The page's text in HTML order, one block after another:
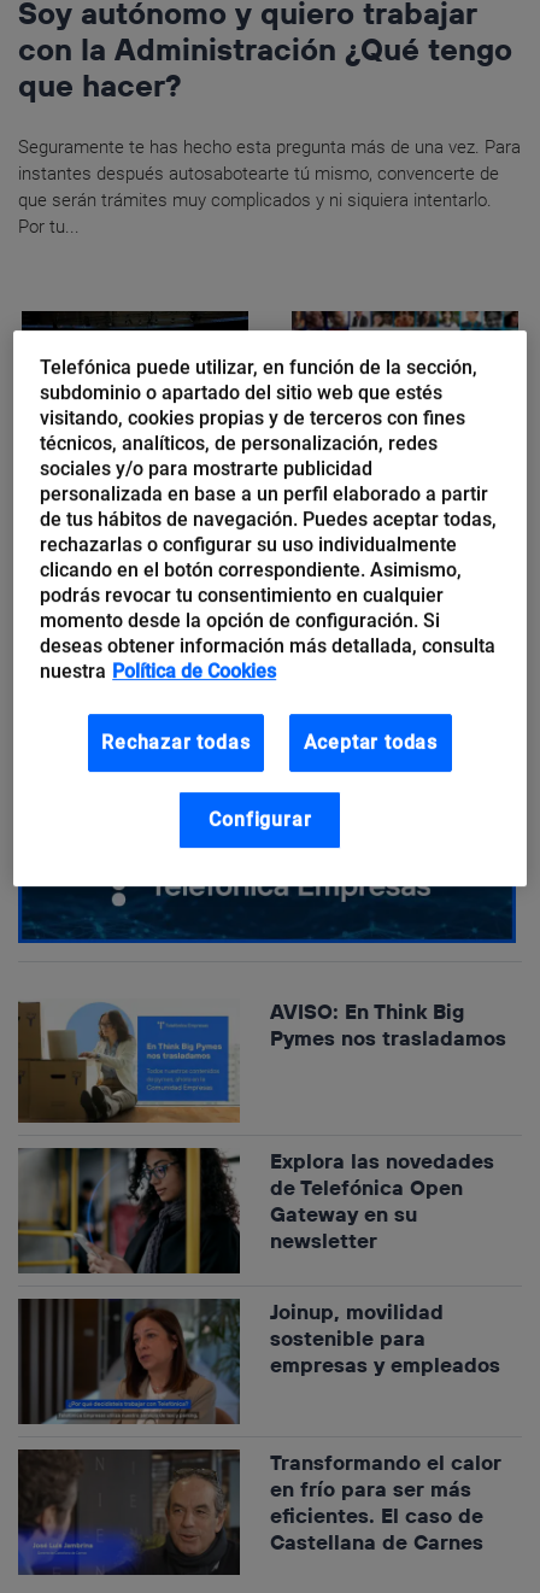
Soy autónomo y quiero trabajar
con la Administración ¿Qué tengo
que hacer?
Seguramente te has hecho esta pregunta más de una vez. Para
instantes después autosabotearte tú mismo, convencerte de
que serán trámites muy complicados y ni siquiera intentarlo.
Por tu...
Mercedes Oriol Vico
Triunfa con tu evento
corporativo
Edith Gómez
Canales de difusión
en Instagram: qué son
y cómo
implementarlos en tu
estrategia
AVISO: En Think Big
Pymes nos trasladamos
Explora las novedades
de Telefónica Open
Gateway en su
newsletter
Joinup, movilidad
sostenible para
empresas y empleados
Transformando el calor
en frío para ser más
eficientes. El caso de
Castellana de Carnes
Telefónica puede utilizar, en función de la sección,
subdominio o apartado del sitio web que estés
visitando, cookies propias y de terceros con fines
técnicos, analíticos, de personalización, redes
sociales y/o para mostrarte publicidad
personalizada en base a un perfil elaborado a partir
de tus hábitos de navegación. Puedes aceptar todas,
rechazarlas o configurar su uso individualmente
clicando en el botón correspondiente. Asimismo,
podrás revocar tu consentimiento en cualquier
momento desde la opción de configuración. Si
deseas obtener información más detallada, consulta
nuestra Política de Cookies
Rechazar todas Aceptar todas
Configurar